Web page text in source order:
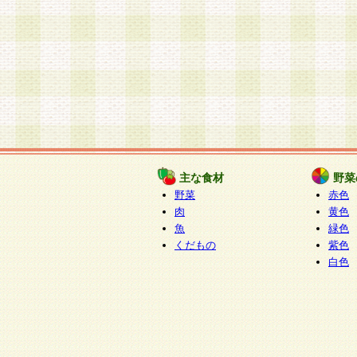
主な食材
野菜
肉
魚
くだもの
野
赤色
黄色
緑色
紫色
白色